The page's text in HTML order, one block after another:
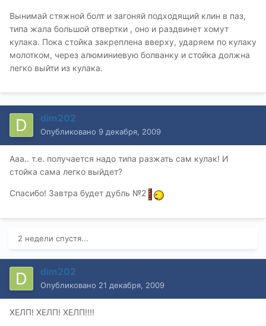
Вынимай стяжной болт и загоняй подходящий клин в паз,
типа жала большой отвертки , оно и раздвинет хомут
кулака. Пока стойка закреплена вверху, ударяем по кулаку
молотком, через алюминиевую болванку и стойка должна
легко выйти из кулака.
dim202
Опубликовано 9 декабря, 2009
Ааа.. т.е. получается надо типа разжать сам кулак! И
стойка сама легко выйдет?
Спасибо! Завтра будет дубль №2
2 недели спустя...
dim202
Опубликовано 21 декабря, 2009
ХЕЛП! ХЕЛП! ХЕЛП!!!!